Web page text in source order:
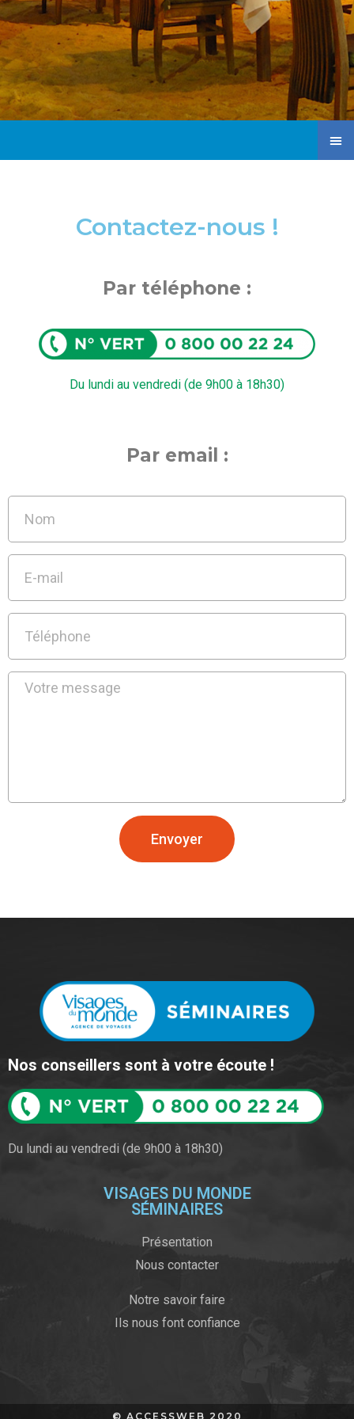
Contactez-nous !
Par téléphone :
Du lundi au vendredi (de 9h00 à 18h30)
Par email :
Envoyer
Nos conseillers sont à votre écoute !
Du lundi au vendredi (de 9h00 à 18h30)​​
VISAGES DU MONDE
SÉMINAIRES
Présentation
Nous contacter
Notre savoir faire
Ils nous font confiance
© ACCESSWEB 2020